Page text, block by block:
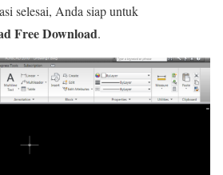
selesai, Anda siap untuk
Free Download.